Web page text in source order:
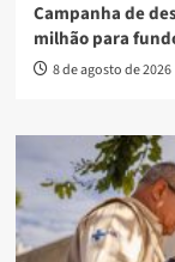
Campanha de
milhão para
8 de agosto de 2026